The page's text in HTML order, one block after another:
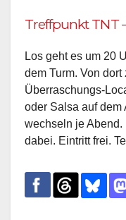
Treffpunkt TNT
Los geht es um 20
dem Turm. Von
Überraschungs-
oder Salsa auf dem
wechseln je Abend.
dabei. Eintritt frei.